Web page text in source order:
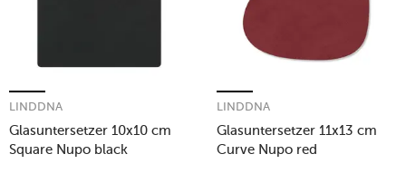
Glasuntersetzer 10x10 cm
Square Nupo black
LINDDNA
Glasuntersetzer 11x13 cm
Curve Nupo red
LINDDNA